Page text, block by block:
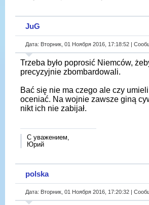
JuG
Дата: Вторник, 01 Ноября 2016, 17:18:52 |
Trzeba było poprosić Niemców,
precyzyjnie zbombardowali.
Bać się nie ma czego ale czy
oceniać. Na wojnie zawsze giną
nikt ich nie zabijał.
С уважением,
Юрий
polska
Дата: Вторник, 01 Ноября 2016, 17:20:32 |